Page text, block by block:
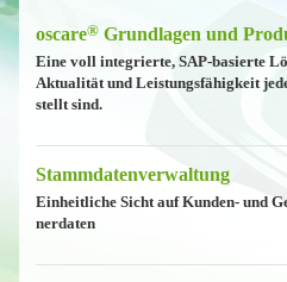
oscare® Grundlagen und
Eine voll integrierte, SAP-basierte
Aktualität und Leistungs­fä­higkeit
stellt sind.
Stammda­ten­ver­waltung
Einheitliche Sicht auf Kunden- und
nerdaten